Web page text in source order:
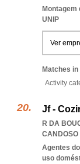
UNIP
Ver
Matches
Activity
Jf -
R DA
CANDOSO
Agentes
uso